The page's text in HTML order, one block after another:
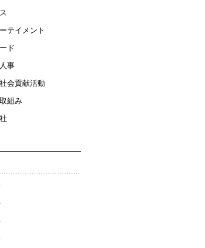
テイメント
ド
事
会貢献活動
組み